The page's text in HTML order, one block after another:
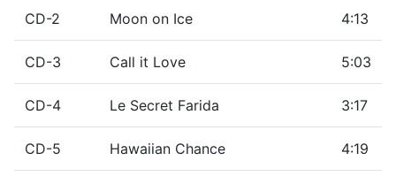
CD-2 Moon on Ice 4:13
CD-3 Call it Love 5:03
CD-4 Le Secret Farida 3:17
CD-5 Hawaiian Chance 4:19